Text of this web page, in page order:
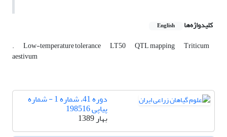
کلیدواژه‌ها English
. Low-temperature tolerance LT50 QTL mapping Triticum
aestivum
دوره 41، شماره 1 - شماره
پیاپی 198516
بهار 1389